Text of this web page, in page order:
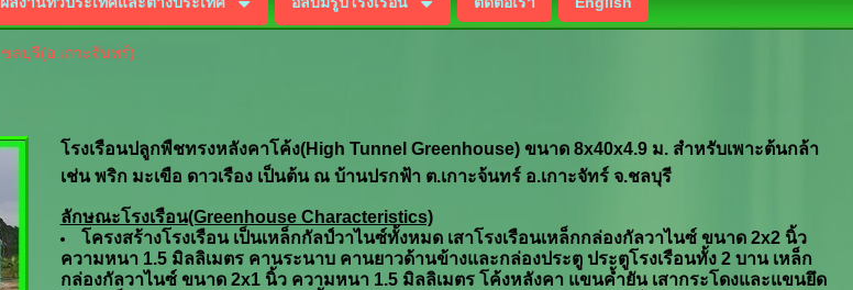
ชลบุรี(อ.เกาะจันทร์)
โรงเรือนปลูกพืชทรงหลังคาโค้ง(High Tunnel Greenhouse) ขนาด 8x40x4.9 ม. สำหรับเพาะต้นกล้า
เช่น พริก มะเขือ ดาวเรือง เป็นต้น ณ บ้านปรกฟ้า ต.เกาะจ้นทร์ อ.เกาะจัทร์ จ.ชลบุรี
ลักษณะโรงเรือน(Greenhouse Characteristics)
โครงสร้างโรงเรือน เป็นเหล็กกัลป์วาไนซ์ทั้งหมด เสาโรงเรือนเหล็กกล่องกัลวาไนซ์ ขนาด 2x2 นิ้ว
ความหนา 1.5 มิลลิเมตร คานระนาบ คานยาวด้านข้างและกล่องประตู ประตูโรงเรือนทั้ง 2 บาน เหล็ก
กล่องกัลวาไนซ์ ขนาด 2x1 นิ้ว ความหนา 1.5 มิลลิเมตร โค้งหลังคา แขนค้ำยัน เสากระโดงและแขนยึด